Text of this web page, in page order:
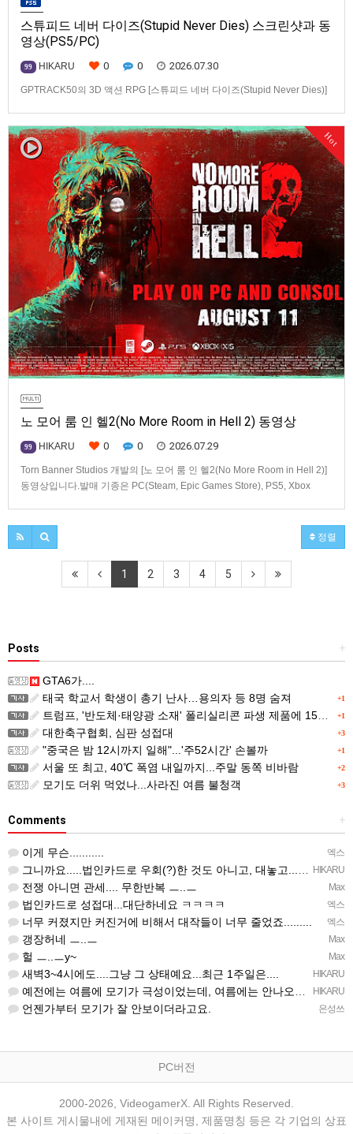
스튜피드 네버 다이즈(Stupid Never Dies) 스크린샷과 동
영상(PS5/PC)
99 HIKARU 0 0 2026.07.30
GPTRACK50의 3D 액션 RPG [스튜피드 네버 다이즈(Stupid Never Dies)]
Hot
노 모어 룸 인 헬2(No More Room in Hell 2) 동영상
99 HIKARU 0 0 2026.07.29
Torn Banner Studios 개발의 [노 모어 룸 인 헬2(No More Room in Hell 2)]
동영상입니다.발매 기종은 PC(Steam, Epic Games Store), PS5, Xbox
정렬
1 2 3 4 5
+
Posts
GTA6가....
+1
태국 학교서 학생이 총기 난사…용의자 등 8명 숨져
+1
트럼프, '반도체·태양광 소재' 폴리실리콘 파생 제품에 15% 관세...한국 기업도 영향
+3
대한축구협회, 심판 성접대
+1
"중국은 밤 12시까지 일해"...'주52시간' 손볼까
+2
서울 또 최고, 40℃ 폭염 내일까지...주말 동쪽 비바람
+3
모기도 더위 먹었나...사라진 여름 불청객
+
Comments
엑스
이게 무슨...........
HIKARU
그니까요.....법인카드로 우회(?)한 것도 아니고, 대놓고...ㅋ ㅋ)
Max
전쟁 아니면 관세.... 무한반복 ㅡ..ㅡ
엑스
법인카드로 성접대...대단하네요 ㅋㅋㅋㅋ
엑스
너무 커졌지만 커진거에 비해서 대작들이 너무 줄었죠.........
Max
갱장허네 ㅡ..ㅡ
Max
헐 ㅡ..ㅡy~
HIKARU
새벽3~4시에도....그냥 그 상태예요...최근 1주일은....
HIKARU
예전에는 여름에 모기가 극성이었는데, 여름에는 안나오는 것 같은.....ㅎ ㅎ)
은성쓰
언젠가부터 모기가 잘 안보이더라고요.
PC버전
2000-2026, VideogamerX. All Rights Reserved.
본 사이트 게시물내에 게재된 메이커명, 제품명칭 등은 각 기업의 상표